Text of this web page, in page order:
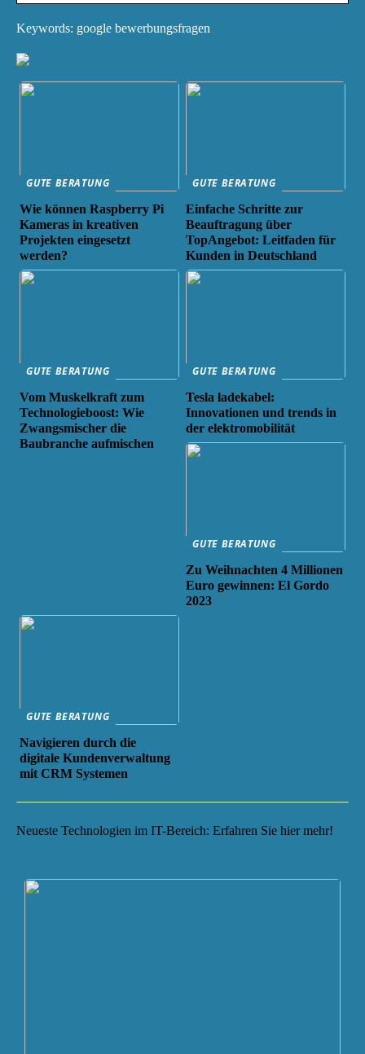
Keywords: google bewerbungsfragen
GUTE BERATUNG
Wie können Raspberry Pi
Kameras in kreativen
Projekten eingesetzt
werden?
GUTE BERATUNG
Einfache Schritte zur
Beauftragung über
TopAngebot: Leitfaden für
Kunden in Deutschland
GUTE BERATUNG
Vom Muskelkraft zum
Technologieboost: Wie
Zwangsmischer die
Baubranche aufmischen
GUTE BERATUNG
Tesla ladekabel:
Innovationen und trends in
der elektromobilität
GUTE BERATUNG
Zu Weihnachten 4 Millionen
Euro gewinnen: El Gordo
2023
GUTE BERATUNG
Navigieren durch die
digitale Kundenverwaltung
mit CRM Systemen
Neueste Technologien im IT-Bereich: Erfahren Sie hier mehr!